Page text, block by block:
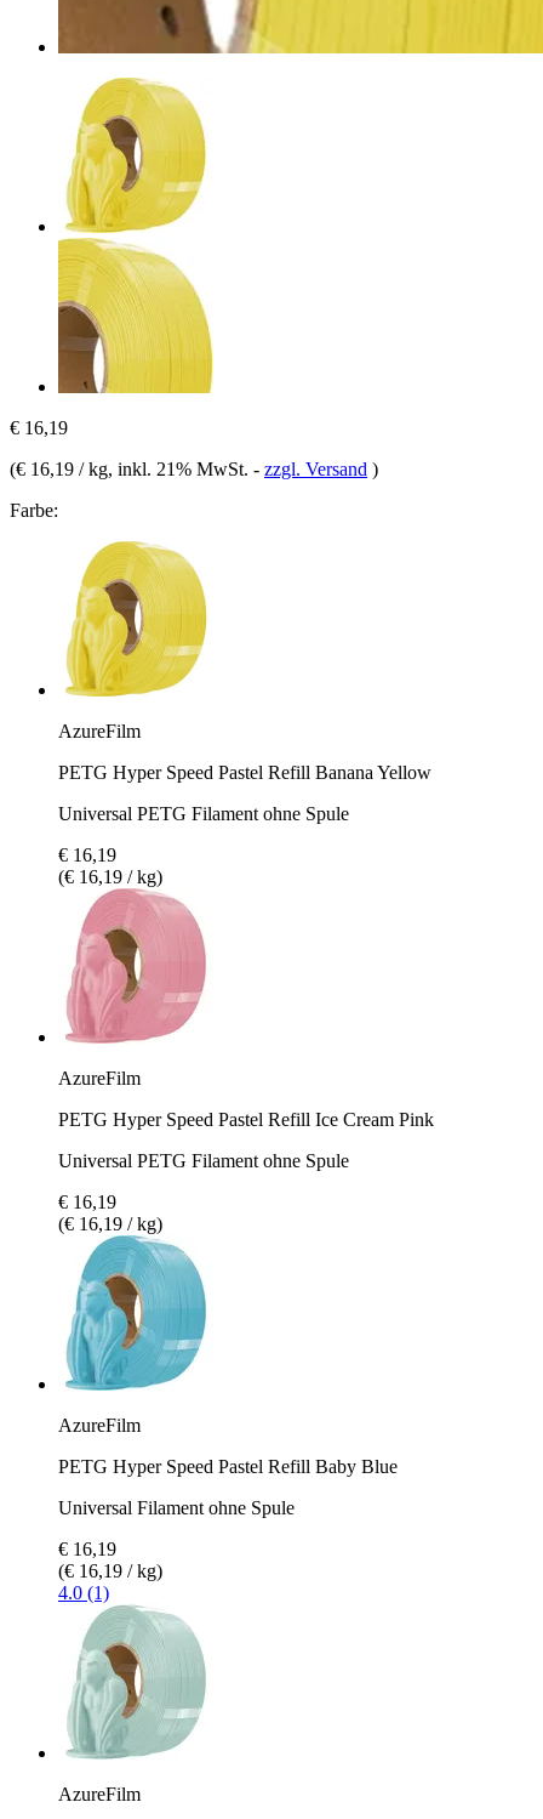
€ 16,19
(€ 16,19 / kg, inkl. 21% MwSt. - zzgl. Versand )
Farbe:
AzureFilm
PETG Hyper Speed Pastel Refill Banana Yellow
Universal PETG Filament ohne Spule
€ 16,19
(€ 16,19 / kg)
AzureFilm
PETG Hyper Speed Pastel Refill Ice Cream Pink
Universal PETG Filament ohne Spule
€ 16,19
(€ 16,19 / kg)
AzureFilm
PETG Hyper Speed Pastel Refill Baby Blue
Universal Filament ohne Spule
€ 16,19
(€ 16,19 / kg)
4.0 (1)
AzureFilm